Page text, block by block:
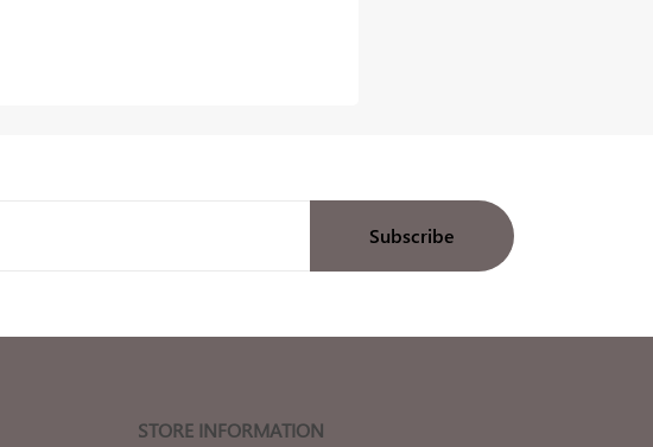
STORE INFORMATION